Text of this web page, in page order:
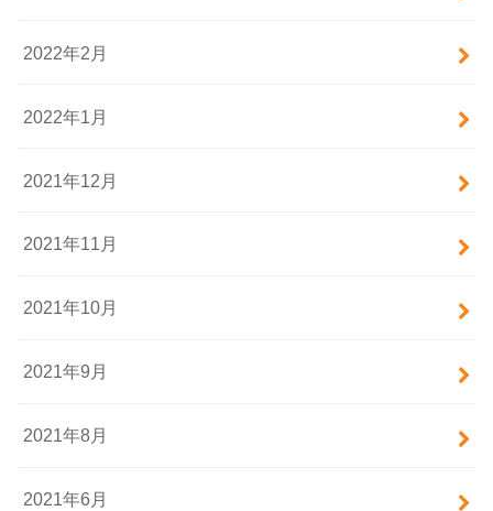
2022年2月
2022年1月
2021年12月
2021年11月
2021年10月
2021年9月
2021年8月
2021年6月